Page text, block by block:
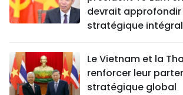
devrait
stratégique intégral
Le Vietnam et la
renforcer leur
stratégique global